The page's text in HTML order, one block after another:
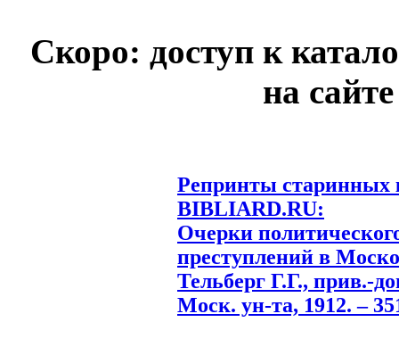
Скоро: доступ к
на
Репринты старинных
BIBLIARD.RU:
Очерки
преступлений в
Тельберг Г.Г., прив.-
Моск. ун-та, 1912. –